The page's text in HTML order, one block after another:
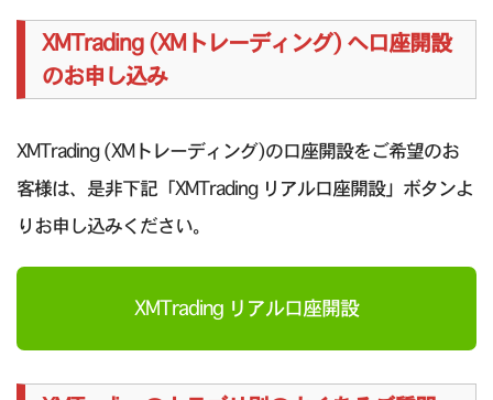
XMTrading (XMトレーディング) へ口座開設
のお申し込み
XMTrading (XMトレーディング)の口座開設をご希望のお
客様は、是非下記「XMTrading リアル口座開設」ボタンよ
りお申し込みください。
XMTrading リアル口座開設